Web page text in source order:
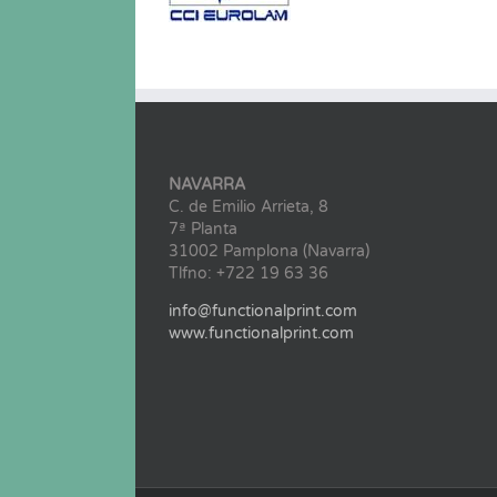
NAVARRA
C. de Emilio Arrieta, 8
7ª Planta
31002 Pamplona (Navarra)
Tlfno: +722 19 63 36
info@functionalprint.com
www.functionalprint.com